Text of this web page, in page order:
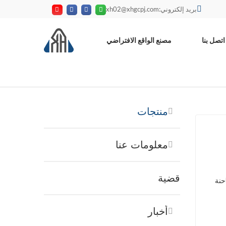
بريد إلكتروني:xh02@xhgcpj.com
اتصل بنا مصنع الواقع الافتراضي
منتجات
معلومات عنا
قضية
أخبار